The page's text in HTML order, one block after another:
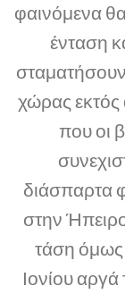
φαινόμενα
ένταση
σταματήσουν
χώρας εκτός
που οι
διάσπαρτα
στην
τάση όμως
Ιονίου αργά